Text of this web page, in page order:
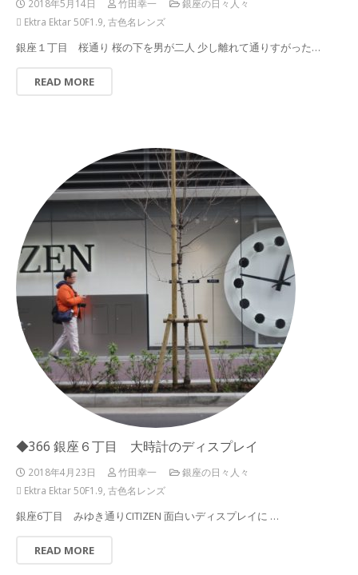
2018年5月14日 竹田幸一
銀座の日々人々
Ektra Ektar 50F1.9, 古色名レンズ
銀座１丁目 桜通り 桜の下を男が二人 少し離れて通りすがった…
READ MORE
◆366 銀座６丁目 大時計のディスプレイ
2018年4月23日 竹田幸一
銀座の日々人々
Ektra Ektar 50F1.9 古色名レンズ
銀座6丁目 みゆき通りCITIZEN 面白いディスプレイに …
READ MORE